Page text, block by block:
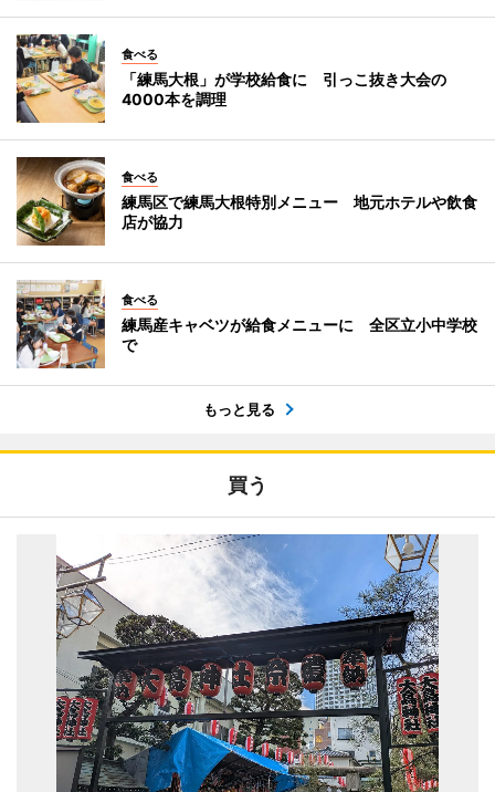
食べる
「練馬大根」が学校給食に 引っこ抜き大会の
4000本を調理
食べる
練馬区で練馬大根特別メニュー 地元ホテルや飲食
店が協力
食べる
練馬産キャベツが給食メニューに 全区立小中学校
で
もっと見る
買う